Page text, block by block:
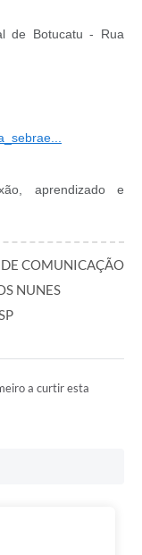
de Botucatu - Rua
aprendizado e
COMUNICAÇÃO
NUNES
a curtir esta